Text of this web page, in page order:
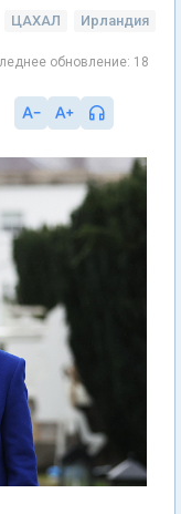
ЦАХАЛ Ирландия
обновление: 18